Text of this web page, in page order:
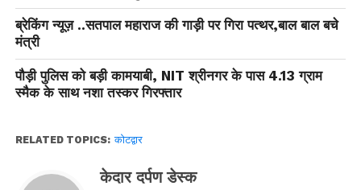
ब्रेकिंग न्यूज़ ..सतपाल महाराज की गाड़ी पर गिरा पत्थर,बाल बाल बचे
मंत्री
पौड़ी पुलिस को बड़ी कामयाबी, NIT श्रीनगर के पास 4.13 ग्राम
स्मैक के साथ नशा तस्कर गिरफ्तार
RELATED TOPICS: कोटद्वार
केदार दर्पण डेस्क